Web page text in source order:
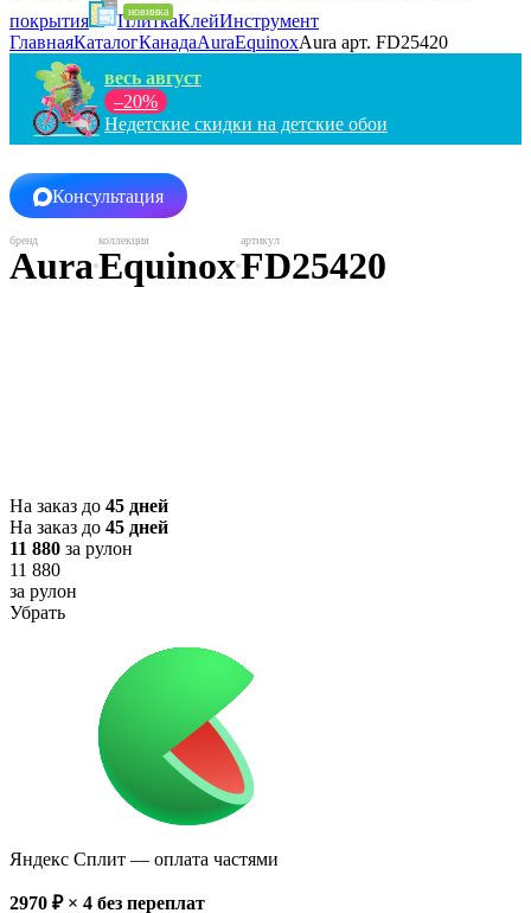
покрытия
ПлиткаКлейИнструмент
ГлавнаяКаталогКанадаAuraEquinoxAura арт. FD25420
весь август
–20%
Недетские скидки на детские обои
Консультация
AuraEquinoxFD25420
На заказ до 45 дней
На заказ до 45 дней
11 880 за рулон
11 880
за рулон
Убрать
Яндекс Сплит — оплата частями
2970 ₽ × 4 без переплат